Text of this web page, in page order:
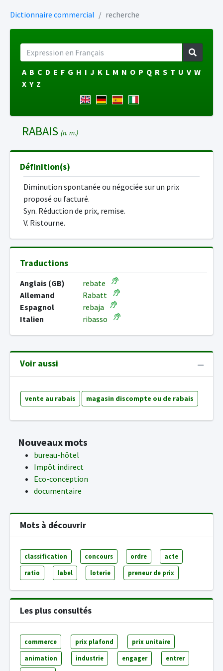
Dictionnaire commercial recherche
A B C D E F G H I J K L M N O P Q R S T U V W
X Y Z
RABAIS (n. m.)
Définition(s)
Diminution spontanée ou négociée sur un prix
proposé ou facturé.
Syn. Réduction de prix, remise.
V. Ristourne.
Traductions
Anglais (GB)
rebate
Allemand
Rabatt
Espagnol
rebaja
Italien
ribasso
Voir aussi
vente au rabais magasin discompte ou de rabais
Nouveaux mots
bureau-hôtel
Impôt indirect
Eco-conception
documentaire
Mots à découvrir
classification concours ordre acte
ratio label loterie preneur de prix
Les plus consultés
commerce prix plafond prix unitaire
animation industrie engager entrer